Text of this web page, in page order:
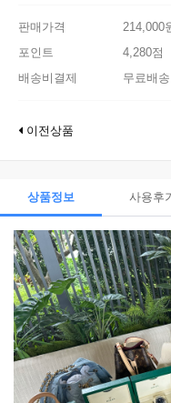
판매가격
214,000
포인트
4,280점
배송비결제
무료배송
이전상품
상품정보 사용후